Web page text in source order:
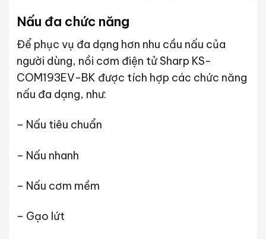
Nấu đa chức năng
Để phục vụ đa dạng hơn nhu cầu nấu của
người dùng, nồi cơm điện tử Sharp KS-
COM193EV-BK được tích hợp các chức năng
nấu đa dạng, như:
– Nấu tiêu chuẩn
– Nấu nhanh
– Nấu cơm mềm
– Gạo lứt